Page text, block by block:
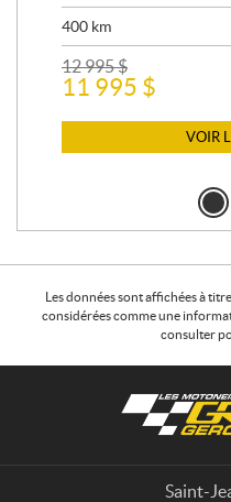
400 km
12 995$
11 995 $
VOIR
Les données sont affichées à
considérées comme une
consulter
Saint-